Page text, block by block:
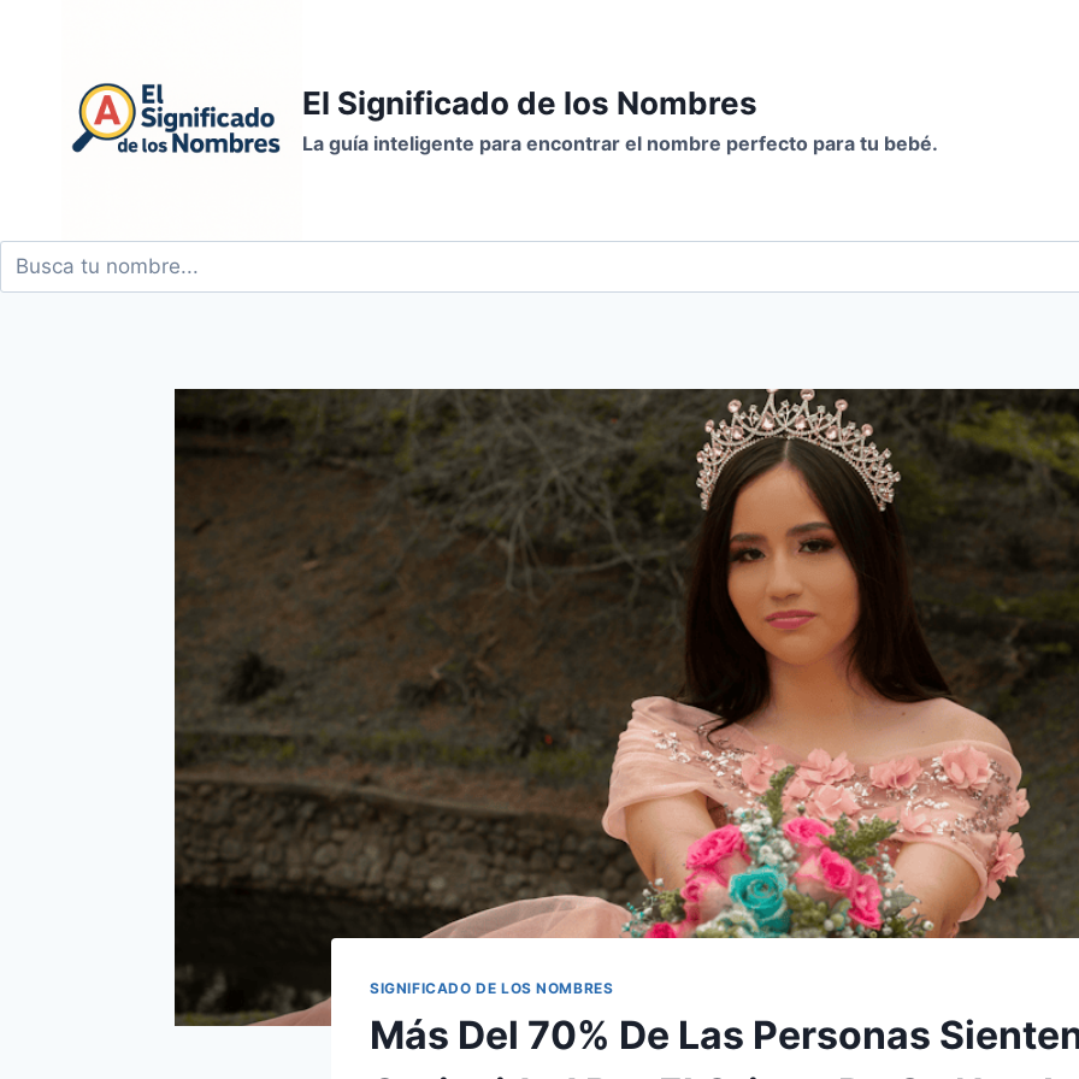
contenido
El Significado de los Nombres
La guía inteligente para encontrar el nombre perfecto para tu bebé.
SIGNIFICADO DE LOS NOMBRES
Más Del 70% De Las Personas